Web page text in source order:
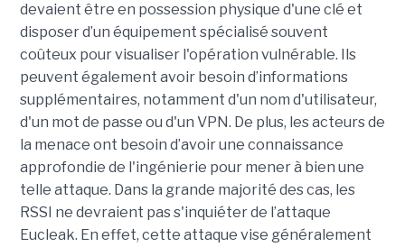
devaient être en possession physique d'une clé et
disposer d’un équipement spécialisé souvent
coûteux pour visualiser l'opération vulnérable. Ils
peuvent également avoir besoin d’informations
supplémentaires, notamment d'un nom d'utilisateur,
d'un mot de passe ou d'un VPN. De plus, les acteurs de
la menace ont besoin d’avoir une connaissance
approfondie de l'ingénierie pour mener à bien une
telle attaque. Dans la grande majorité des cas, les
RSSI ne devraient pas s'inquiéter de l’attaque
Eucleak. En effet, cette attaque vise généralement